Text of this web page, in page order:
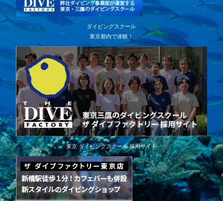
ダイビングスクール
東京都内で体験！
東京 ダイビングスクール 採用サイト